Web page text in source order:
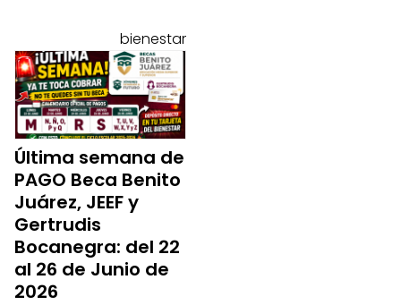
bienestar
Última semana de
PAGO Beca Benito
Juárez, JEEF y
Gertrudis
Bocanegra: del 22
al 26 de Junio de
2026